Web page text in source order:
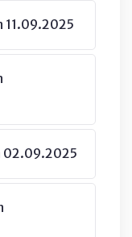
11.09.2025
02.09.2025